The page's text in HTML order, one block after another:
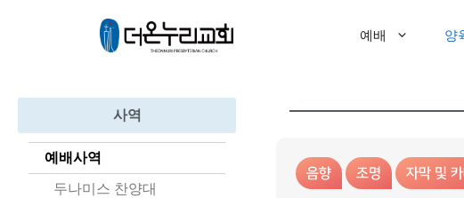
예배 양
사역
예배사역
두나미스 찬양대
음향 조명 자막 및